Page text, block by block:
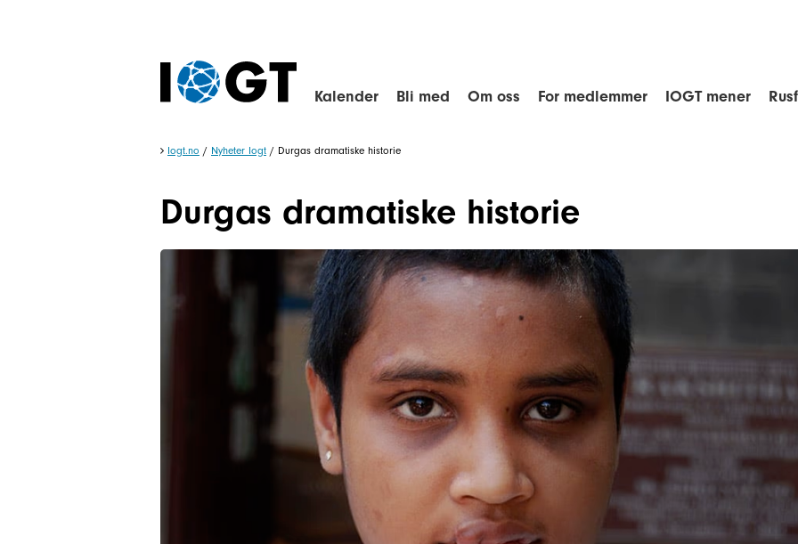
Kalender Bli med Om oss For medlemmer IOGT mener
Iogt.no / Nyheter Iogt / Durgas dramatiske historie
Durgas dramatiske historie